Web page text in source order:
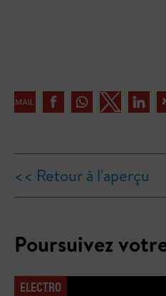
<< Retour à l'aperçu
Poursuivez
ELECTRO